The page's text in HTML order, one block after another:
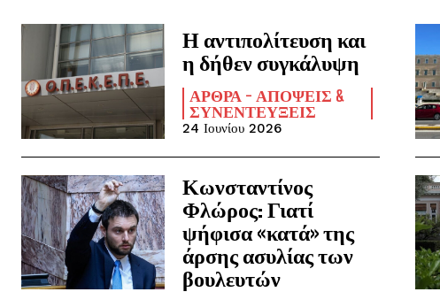
Η αντιπολίτευση και
η δήθεν συγκάλυψη
ΆΡΘΡΑ - ΑΠΌΨΕΙΣ &
ΣΥΝΕΝΤΕΎΞΕΙΣ
24 Ιουνίου 2026
Κωνσταντίνος
Φλώρος: Γιατί
ψήφισα «κατά» της
άρσης ασυλίας των
βουλευτών